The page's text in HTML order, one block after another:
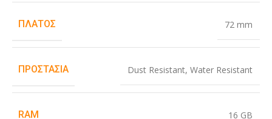
ΠΛΆΤΟΣ 72 mm
ΠΡΟΣΤΑΣΊΑ Dust Resistant, Water Resistant
RAM 16 GB